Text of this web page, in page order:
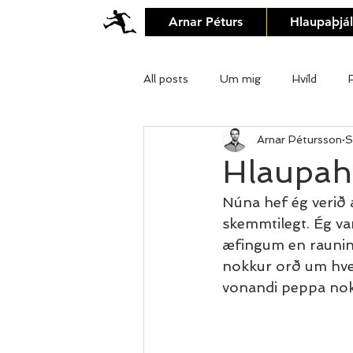
Arnar Péturs
All posts Um mig Hvíld
Stílsprettir Klæðnaður
Arnar Pétursson
Núna hef ég
skemmtilegt. Ég
æfingum en
nokkur orð um
vonandi peppa